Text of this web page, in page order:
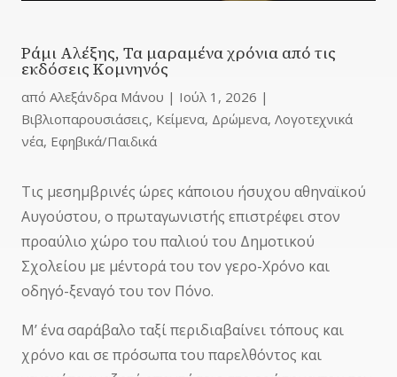
Ράμι Αλέξης, Τα μαραμένα χρόνια από τις
εκδόσεις Κομνηνός
από Αλεξάνδρα Μάνου | Ιούλ 1, 2026 |
Βιβλιοπαρουσιάσεις, Κείμενα, Δρώμενα, Λογοτεχνικά
νέα, Εφηβικά/Παιδικά
Τις μεσημβρινές ώρες κάποιου ήσυχου αθηναϊκού
Αυγούστου, ο πρωταγωνιστής επιστρέφει στον
προαύλιο χώρο του παλιού του Δημοτικού
Σχολείου με μέντορά του τον γερο-Χρόνο και
οδηγό-ξεναγό του τον Πόνο.
Μ’ ένα σαράβαλο ταξί περιδιαβαίνει τόπους και
χρόνο και σε πρόσωπα του παρελθόντος και